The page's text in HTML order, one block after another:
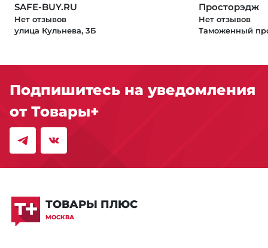
SAFE-BUY.RU
Нет отзывов
улица Кульнева, 3Б
Просторэдж
Нет отзывов
Таможенный
Подпишитесь на уведомления
от Товары+
ТОВАРЫ ПЛЮС
МОСКВА